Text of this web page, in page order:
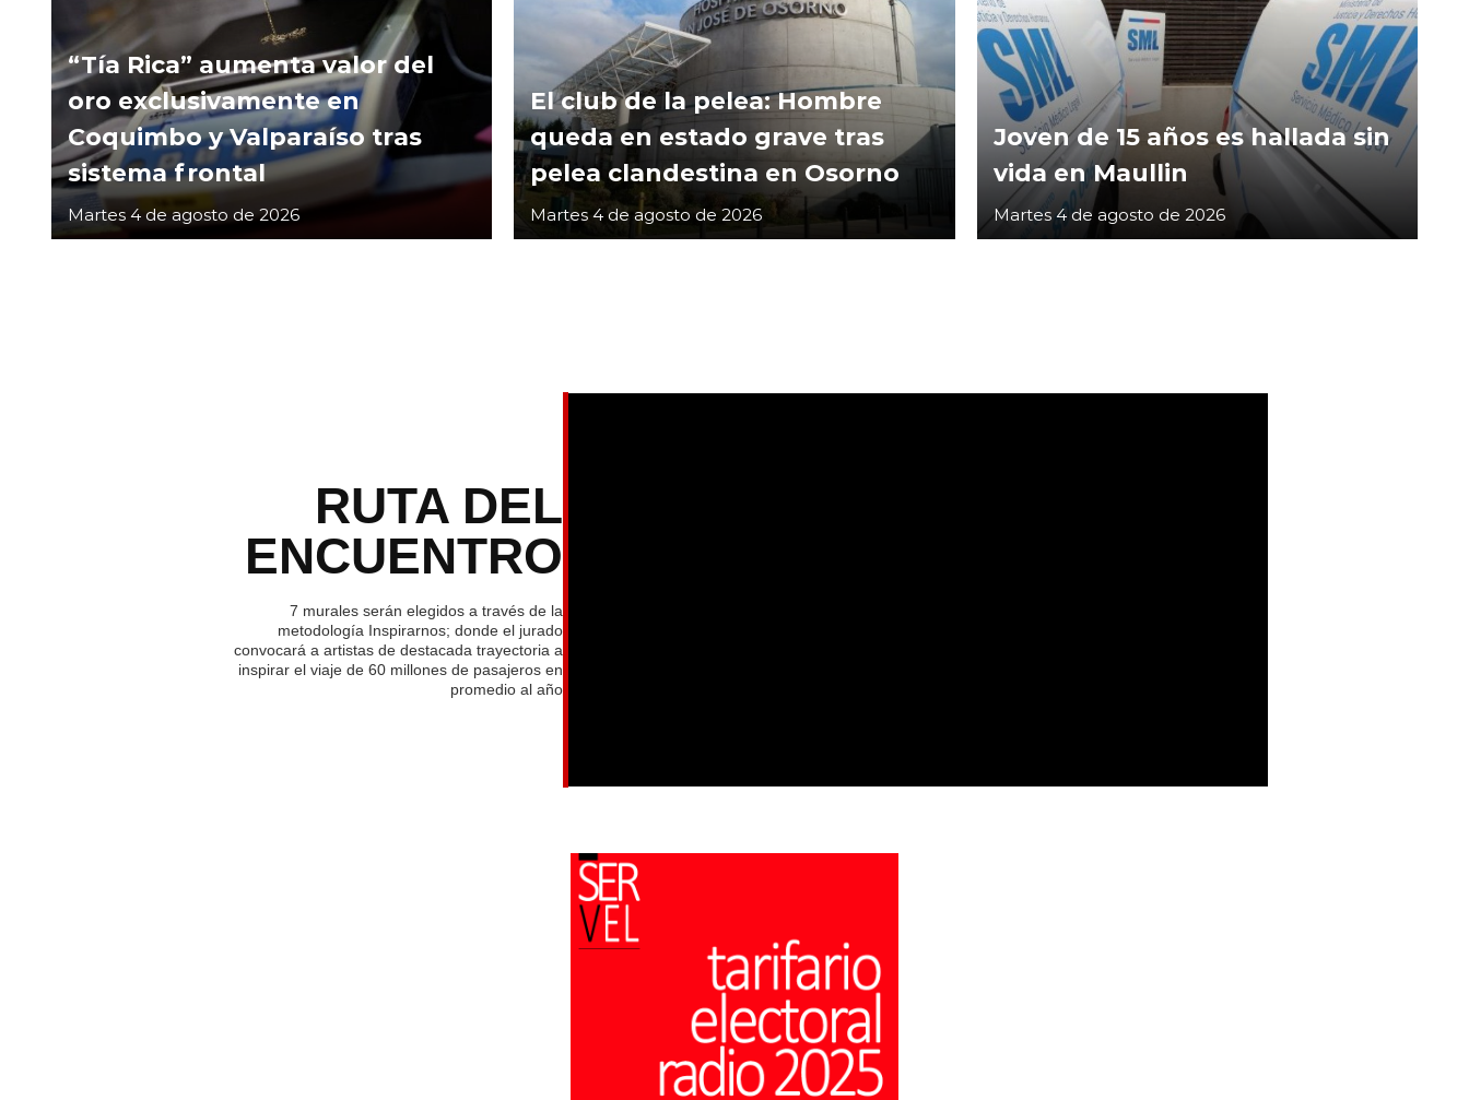
“Tía Rica” aumenta valor del
oro exclusivamente en
Coquimbo y Valparaíso tras
sistema frontal
Martes 4 de agosto de 2026
El club de la pelea: Hombre
queda en estado grave tras
pelea clandestina en Osorno
Martes 4 de agosto de 2026
Joven de 15 años es hallada sin
vida en Maullin
Martes 4 de agosto de 2026
RUTA DEL
ENCUENTRO
7 murales serán elegidos a través de la
metodología Inspirarnos; donde el jurado
convocará a artistas de destacada trayectoria a
inspirar el viaje de 60 millones de pasajeros en
promedio al año